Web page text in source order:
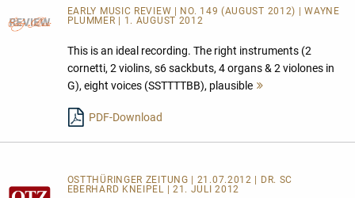
EARLY MUSIC REVIEW | NO. 149 (AUGUST 2012) | WAYNE
PLUMMER | 1. AUGUST 2012
This is an ideal recording. The right instruments (2
cornetti, 2 violins, s6 sackbuts, 4 organs & 2 violones in
G), eight voices (SSTTTTBB), plausible
PDF-Download
OSTTHÜRINGER ZEITUNG | 21.07.2012 | DR. SC
EBERHARD KNEIPEL | 21. JULI 2012